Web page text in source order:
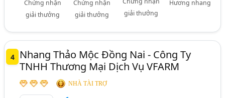
Chứng nhận
giải thưởng
Chứng nhận
giải thưởng
giải thưởng
Hương nhang
4
Nhang Thảo Mộc Đồng Nai - Công Ty
TNHH Thương Mại Dịch Vụ VFARM
NHÀ TÀI TRỢ